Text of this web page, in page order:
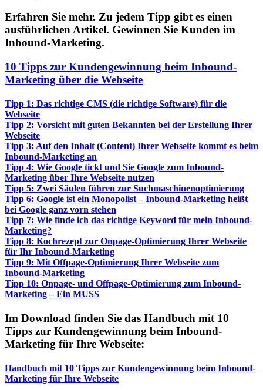
Erfahren Sie mehr. Zu jedem Tipp gibt es einen
ausführlichen Artikel. Gewinnen Sie Kunden im
Inbound-Marketing.
10 Tipps zur Kundengewinnung beim Inbound-
Marketing über die Webseite
Tipp 1: Das richtige CMS (die richtige Software) für die
Webseite
Tipp 2: Vorsicht mit guten Bekannten bei der Erstellung Ihrer
Webseite
Tipp 3: Auf den Inhalt (Content) Ihrer Webseite kommt es beim
Inbound-Marketing an
Tipp 4: Wie Google tickt und Sie Google zum Inbound-
Marketing über Ihre Webseite nutzen
Tipp 5: Zwei Säulen führen zur Suchmaschinenoptimierung
Tipp 6: Google ist ein Monopolist – Inbound-Marketing heißt
bei Google ganz vorn stehen
Tipp 7: Wie finde ich das richtige Keyword für mein Inbound-
Marketing?
Tipp 8: Kochrezept zur Onpage-Optimierung Ihrer Webseite
für Ihr Inbound-Marketing
Tipp 9: Mit Offpage-Optimierung Ihrer Webseite zum
Inbound-Marketing
Tipp 10: Onpage- und Offpage-Optimierung zum Inbound-
Marketing – Ein MUSS
Im Download finden Sie das Handbuch mit 10
Tipps zur Kundengewinnung beim Inbound-
Marketing für Ihre Webseite:
Handbuch mit 10 Tipps zur Kundengewinnung beim Inbound-
Marketing für Ihre Webseite